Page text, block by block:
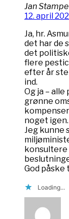
Jan
12. april
Ja, hr.
det har de
det
flere
efter år
ind.
Og ja –
grønne
noget igen.
Jeg kunne
konsultere
God påske
Loading...